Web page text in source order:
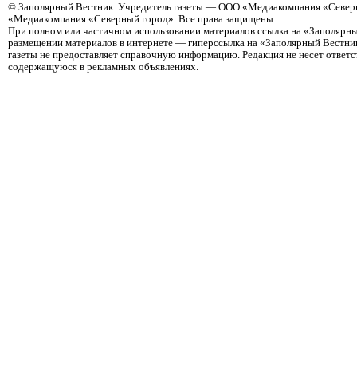
© Заполярный Вестник. Учредитель газеты — ООО «Медиакомпания
«Медиакомпания «Северный город». Все права защищены.
При полном или частичном использовании материалов ссылка на
размещении материалов в интернете — гиперссылка на «Заполярный
газеты не предоставляет справочную информацию. Редакция не несет
содержащуюся в рекламных объявлениях.